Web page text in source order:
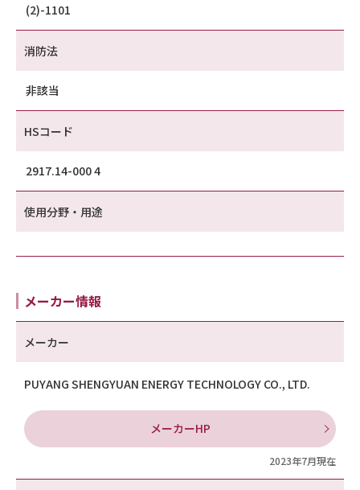
(2)-1101
消防法
非該当
HSコード
2917.14-000 4
使用分野・用途
メーカー情報
メーカー
PUYANG SHENGYUAN ENERGY TECHNOLOGY CO., LTD.
メーカーHP
2023年7月現在